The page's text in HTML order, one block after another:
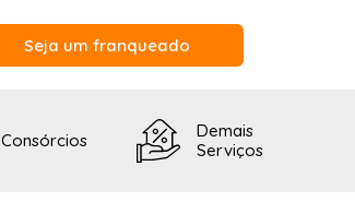
Seja um franqueado
Consórcios
Demais
Serviços